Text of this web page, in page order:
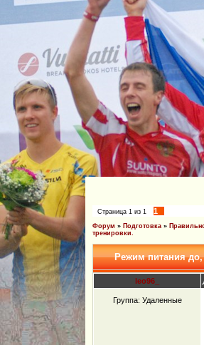
Страница 1 из 1 1
Форум » Подготовка »
тренировки.
Режим питания
leo96_
Группа: Удаленные